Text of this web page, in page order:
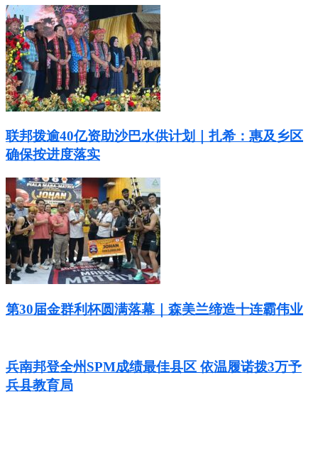
联邦拨逾40亿资助沙巴水供计划｜扎希：惠及乡区
确保按进度落实
第30届金群利杯圆满落幕｜森美兰缔造十连霸伟业
兵南邦登全州SPM成绩最佳县区 依温履诺拨3万予
兵县教育局